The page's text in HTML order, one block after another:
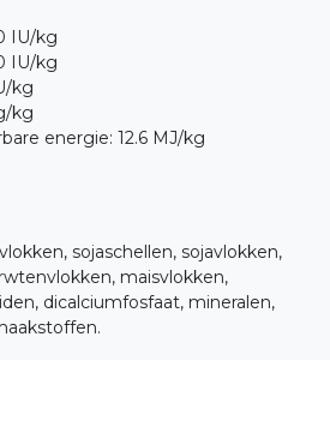
IU/kg
IU/kg
kg
kg
energie: 12.6 MJ/kg
sojaschellen, sojavlokken,
maisvlokken,
dicalciumfosfaat, mineralen,